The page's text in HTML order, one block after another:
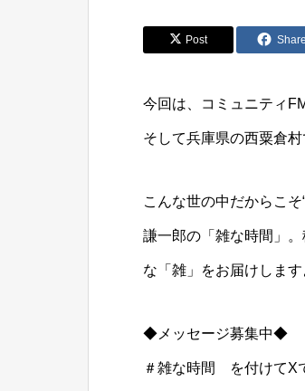
Post Share
今回は、コミュニティ
そして兵庫県の西粟倉
こんな世の中だからこ
謙一郎の「雑な時間」
な「雑」をお届けします
◆メッセージ募集中◆
＃雑な時間 を付けてX